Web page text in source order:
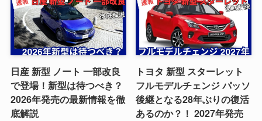
日産 新型 ノート 一部改良
で登場！新型は待つべき？
2026年発売の最新情報を徹
底解説
トヨタ 新型 スターレット
フルモデルチェンジ パッソ
後継となる28年ぶりの復活
あるのか？！ 2027年発売